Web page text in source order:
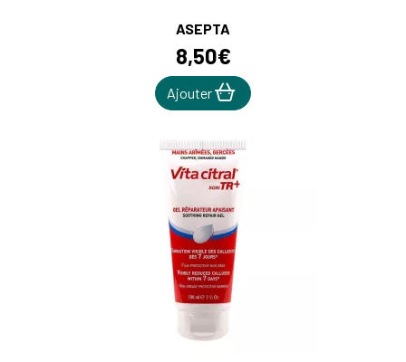
ASEPTA
8,50€
Ajouter